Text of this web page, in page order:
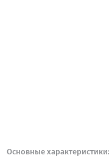
Основные характеристики: